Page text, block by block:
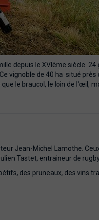
depuis le XVIème siècle.
vignoble de 40 ha situé
le braucol, le loin de l'œil,
Jean-Michel Lamothe.
Tastet, entraineur de
des pruneaux, des vins